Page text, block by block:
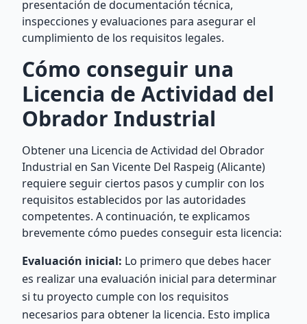
presentación de documentación técnica,
inspecciones y evaluaciones para asegurar el
cumplimiento de los requisitos legales.
Cómo conseguir una
Licencia de Actividad del
Obrador Industrial
Obtener una Licencia de Actividad del Obrador
Industrial en San Vicente Del Raspeig (Alicante)
requiere seguir ciertos pasos y cumplir con los
requisitos establecidos por las autoridades
competentes. A continuación, te explicamos
brevemente cómo puedes conseguir esta licencia:
Evaluación inicial: Lo primero que debes hacer
es realizar una evaluación inicial para determinar
si tu proyecto cumple con los requisitos
necesarios para obtener la licencia. Esto implica